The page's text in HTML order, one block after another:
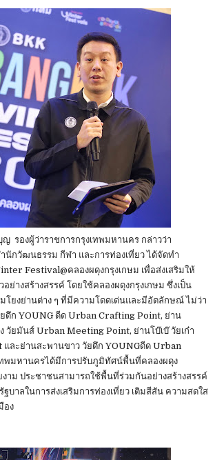
รองผู้ว่าราชการกรุงเทพมหานคร กล่าวว่า
นักวัฒนธรรม กีฬา และการท่องเที่ยว ได้จัดทำ
Festival@คลองผดุงกรุงเกษม เพื่อส่งเสริมให้
อย่างสร้างสรรค์ โดยใช้คลองผดุงกรุงเกษม ซึ่งเป็น
โยงย่านต่าง ๆ ที่มีความโดดเด่นและมีอัตลักษณ์ ไม่ว่า
ดึก YOUNG ดีด Urban Crafting Point, ย่าน
วัยมันส์ Urban Meeting Point, ย่านโบ๊เบ๊ วัยเก๋า
ละย่านสะพานขาว วัยดึก YOUNGดีด Urban
พมหานครได้มีการปรับภูมิทัศน์พื้นที่คลองผดุง
าม ประชาชนสามารถใช้พื้นที่ร่วมกันอย่างสร้างสรรค์
บาลในการส่งเสริมการท่องเที่ยว เติมสีสัน ความสดใส
อง